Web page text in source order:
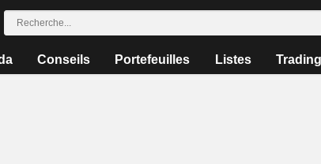
Conseils Portefeuilles Listes Trading